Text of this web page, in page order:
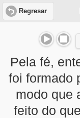
Regresar
Pela fé,
foi formado
modo que
feito do